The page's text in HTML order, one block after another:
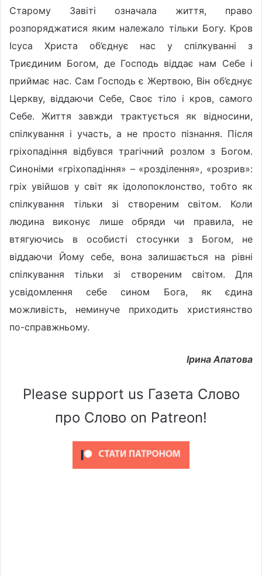
Старому Завіті означала життя, право
розпоряджатися яким належало тільки Богу. Кров
Ісуса Христа об’єднує нас у спілкуванні з
Триєдиним Богом, де Господь віддає нам Себе і
приймає нас. Сам Господь є Жертвою, Він об’єднує
Церкву, віддаючи Себе, Своє тіло і кров, самого
Себе. Життя завжди трактується як відносини,
спілкування і участь, а не просто пізнання. Після
гріхопадіння відбувся трагічний розлом з Богом.
Синоніми «гріхопадіння» – «розділення», «розрив»:
гріх увійшов у світ як ідолопоклонство, тобто як
спілкування тільки зі створеним світом. Коли
людина виконує лише обряди чи правила, не
втягуючись в особисті стосунки з Богом, не
віддаючи Йому себе, вона залишається на рівні
спілкування тільки зі створеним світом. Для
усвідомлення себе сином Бога, як єдина
можливість, неминуче приходить християнство
по-справжньому.
Ірина Апатова
Please support us Газета Слово
про Слово on Patreon!